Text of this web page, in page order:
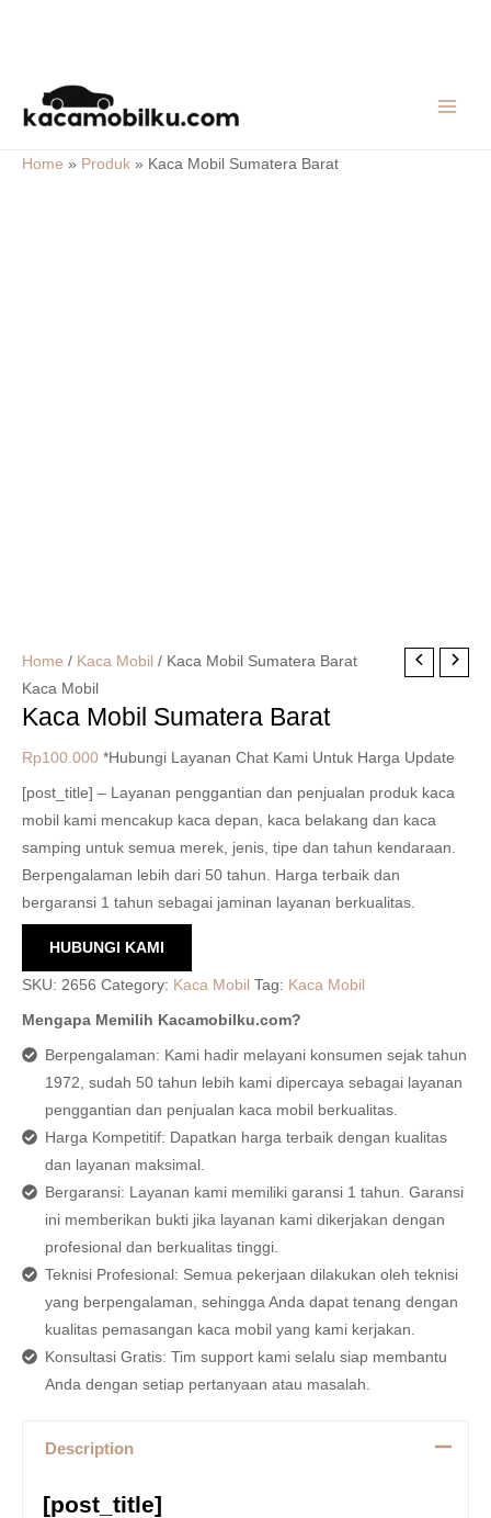
content
Home » Produk » Kaca Mobil Sumatera Barat
Home / Kaca Mobil / Kaca Mobil Sumatera Barat
Kaca Mobil
Kaca Mobil Sumatera Barat
Rp100.000 *Hubungi Layanan Chat Kami Untuk Harga Update
[post_title] – Layanan penggantian dan penjualan produk kaca
mobil kami mencakup kaca depan, kaca belakang dan kaca
samping untuk semua merek, jenis, tipe dan tahun kendaraan.
Berpengalaman lebih dari 50 tahun. Harga terbaik dan
bergaransi 1 tahun sebagai jaminan layanan berkualitas.
HUBUNGI KAMI
SKU: 2656 Category: Kaca Mobil Tag: Kaca Mobil
Mengapa Memilih Kacamobilku.com?
Berpengalaman: Kami hadir melayani konsumen sejak tahun
1972, sudah 50 tahun lebih kami dipercaya sebagai layanan
penggantian dan penjualan kaca mobil berkualitas.
Harga Kompetitif: Dapatkan harga terbaik dengan kualitas
dan layanan maksimal.
Bergaransi: Layanan kami memiliki garansi 1 tahun. Garansi
ini memberikan bukti jika layanan kami dikerjakan dengan
profesional dan berkualitas tinggi.
Teknisi Profesional: Semua pekerjaan dilakukan oleh teknisi
yang berpengalaman, sehingga Anda dapat tenang dengan
kualitas pemasangan kaca mobil yang kami kerjakan.
Konsultasi Gratis: Tim support kami selalu siap membantu
Anda dengan setiap pertanyaan atau masalah.
Description
[post_title]